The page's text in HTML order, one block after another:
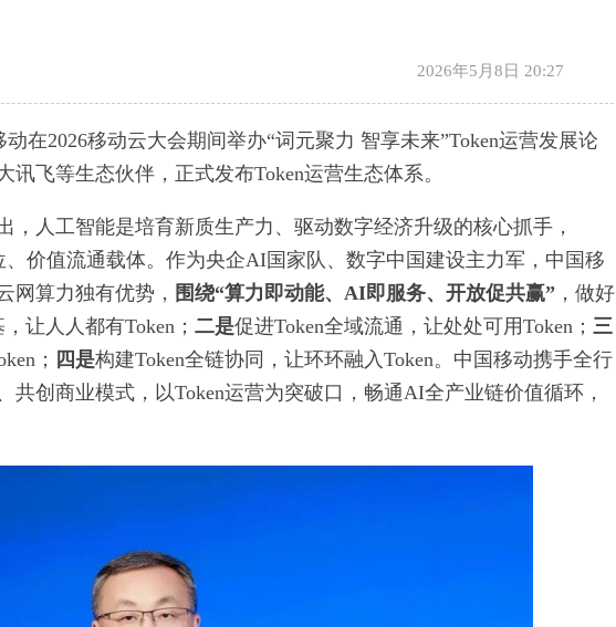
2026年5月8日 20:27
动在2026移动云大会期间举办“词元聚力 智享未来”Token运营发展论
飞等生态伙伴，正式发布Token运营生态体系。
，人工智能是培育新质生产力、驱动数字经济升级的核心抓手，
价值流通载体。作为央企AI国家队、数字中国建设主力军，中国移
网算力独有优势， 围绕“算力即动能、AI即服务、开放促共赢” ，做好
让人人都有Token； 二是促进Token全域流通，让处处可用Token； 三
； 四是构建Token全链协同，让环环融入Token。中国移动携手全行
创商业模式，以Token运营为突破口，畅通AI全产业链价值循环，